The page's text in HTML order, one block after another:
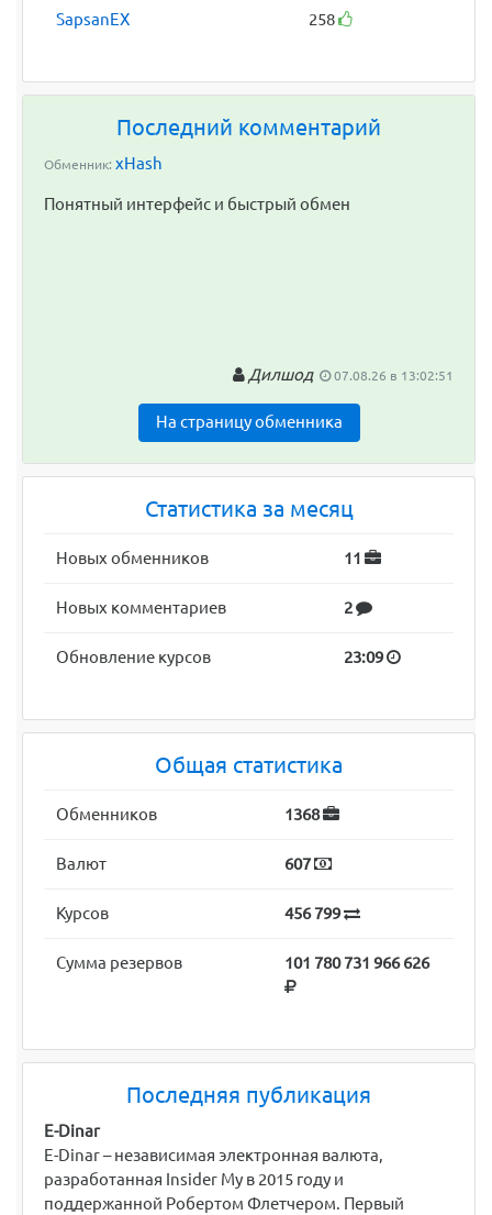
SapsanEX 258
Последний комментарий
Обменник: xHash
Понятный интерфейс и быстрый обмен
Дилшод 07.08.26 в 13:02:51
На страницу обменника
Статистика за месяц
Новых обменников 11
Новых комментариев 2
Обновление курсов 23:09
Общая статистика
Обменников 1368
Валют 607
Курсов 456 799
Сумма резервов 101 780 731 966 626
Последняя публикация
E-Dinar
E-Dinar – независимая электронная валюта,
разработанная Insider My в 2015 году и
поддержанной Робертом Флетчером. Первый